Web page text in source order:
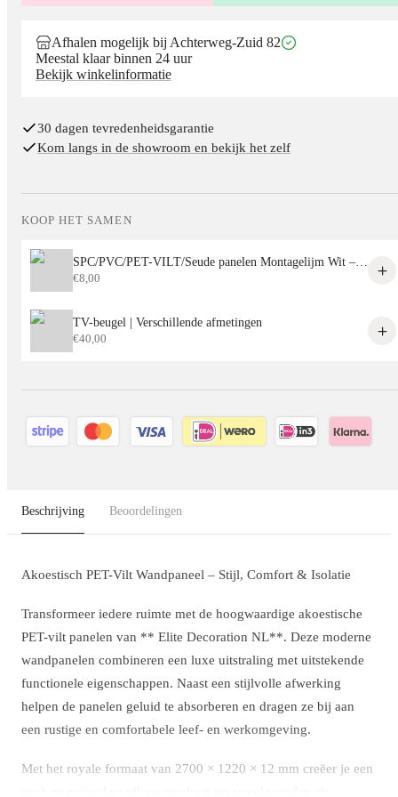
Afhalen mogelijk bij Achterweg-Zuid 82
Meestal klaar binnen 24 uur
Bekijk winkelinformatie
30 dagen tevredenheidsgarantie
Kom langs in de showroom en bekijk het zelf
KOOP HET SAMEN
SPC/PVC/PET-VILT/Seude panelen Montagelijm Wit – Sterke Lijm voor Alle Decoratieve Panelen
€8,00
TV-beugel | Verschillende afmetingen
€40,00
Beschrijving Beoordelingen
Akoestisch PET-Vilt Wandpaneel – Stijl, Comfort & Isolatie
Transformeer iedere ruimte met de hoogwaardige akoestische
PET-vilt panelen van ** Elite Decoration NL**. Deze moderne
wandpanelen combineren een luxe uitstraling met uitstekende
functionele eigenschappen. Naast een stijlvolle afwerking
helpen de panelen geluid te absorberen en dragen ze bij aan
een rustige en comfortabele leef- en werkomgeving.
Met het royale formaat van 2700 × 1220 × 12 mm creëer je een